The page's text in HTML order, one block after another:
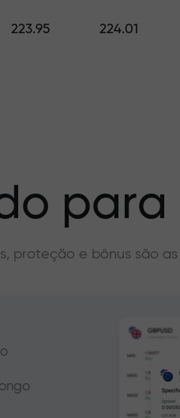
223.95 224.01
para
proteção e bônus são